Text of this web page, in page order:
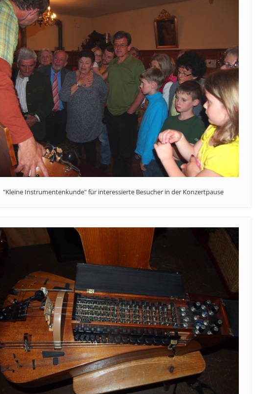
"Kleine Instrumentenkunde" für interessierte Besucher in der Konzertpause